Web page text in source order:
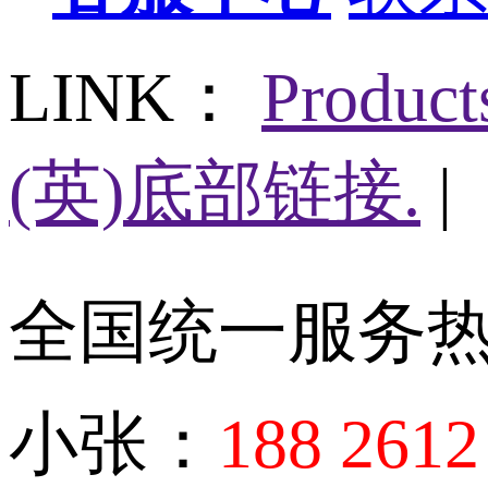
LINK：
(英)底部链接. |
全国统一服务
小张： 188